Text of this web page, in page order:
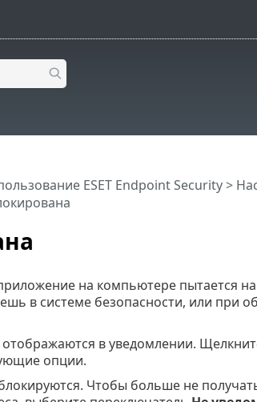
ESET Endpoint Security>
на компьютере пытается
в системе безопасности, или при
отображаются в уведомлении.
опции.
Чтобы больше не